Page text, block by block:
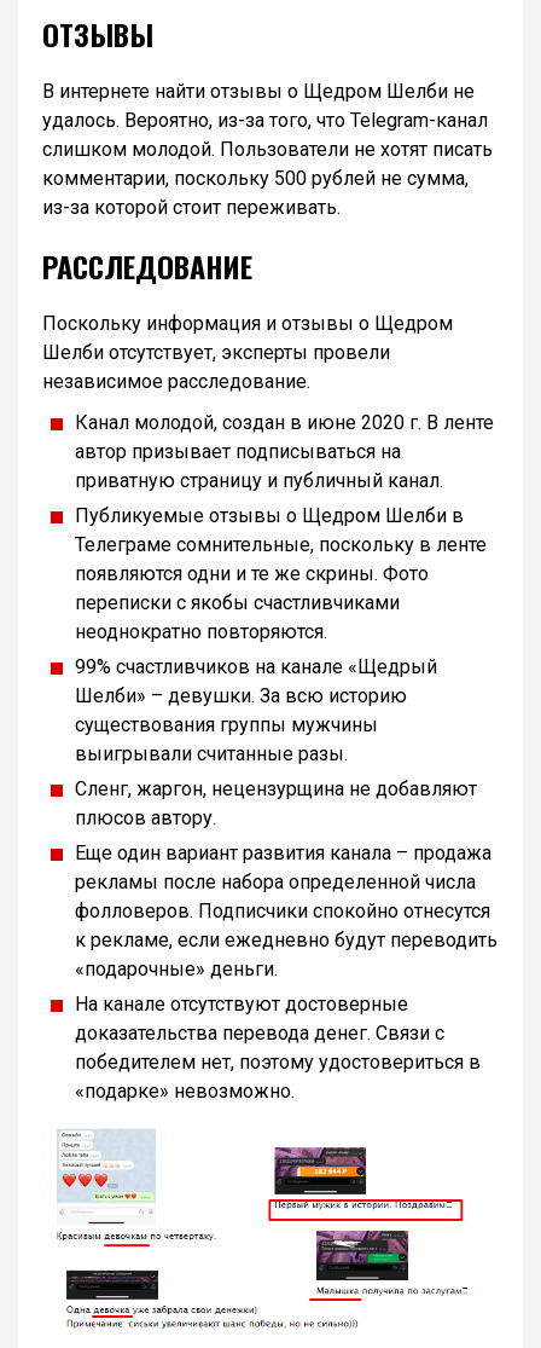
ОТЗЫВЫ
В интернете найти отзывы о Щедром Шелби не
удалось. Вероятно, из-за того, что Telegram-канал
слишком молодой. Пользователи не хотят писать
комментарии, поскольку 500 рублей не сумма,
из-за которой стоит переживать.
РАССЛЕДОВАНИЕ
Поскольку информация и отзывы о Щедром
Шелби отсутствует, эксперты провели
независимое расследование.
Канал молодой, создан в июне 2020 г. В ленте
автор призывает подписываться на
приватную страницу и публичный канал.
Публикуемые отзывы о Щедром Шелби в
Телеграме сомнительные, поскольку в ленте
появляются одни и те же скрины. Фото
переписки с якобы счастливчиками
неоднократно повторяются.
99% счастливчиков на канале «Щедрый
Шелби» – девушки. За всю историю
существования группы мужчины
выигрывали считанные разы.
Сленг, жаргон, нецензурщина не добавляют
плюсов автору.
Еще один вариант развития канала – продажа
рекламы после набора определенной числа
фолловеров. Подписчики спокойно отнесутся
к рекламе, если ежедневно будут переводить
«подарочные» деньги.
На канале отсутствуют достоверные
доказательства перевода денег. Связи с
победителем нет, поэтому удостовериться в
«подарке» невозможно.